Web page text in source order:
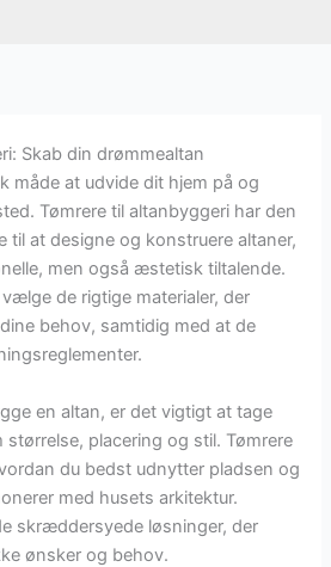
Skab din drømmealtan
måde at udvide dit hjem på og
Tømrere til altanbyggeri har den
til at designe og konstruere altaner,
men også æstetisk tiltalende.
de rigtige materialer, der
behov, samtidig med at de
en altan, er det vigtigt at tage
placering og stil. Tømrere
du bedst udnytter pladsen og
med husets arkitektur.
skræddersyede løsninger, der
ønsker og behov.